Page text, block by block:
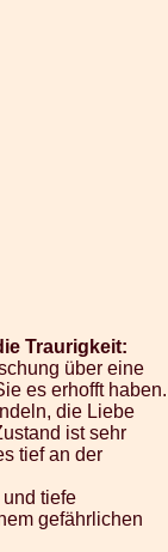
Traurigkeit:
über eine
es erhofft haben.
die Liebe
ist sehr
tief an der
tiefe
gefährlichen